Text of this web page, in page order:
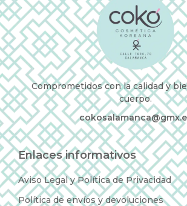
Comprometidos con la calidad y
cuerpo.
Enlaces informativos
Aviso Legal y Política de Privacidad
Política de envíos y devoluciones